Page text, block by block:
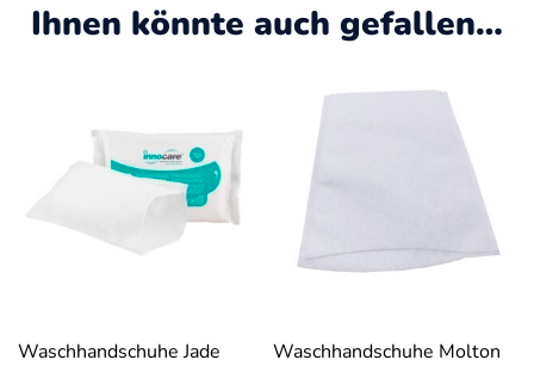
Ihnen könnte auch gefallen…
Waschhandschuhe Jade
Waschhandschuhe Molton